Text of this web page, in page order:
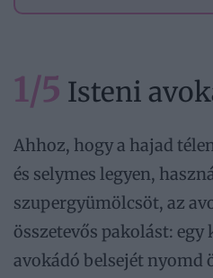
1/5 Isteni
Ahhoz, hogy a hajad
és selymes legyen,
szupergyümölcsöt, az
összetevős pakolást: egy
avokádó belsejét nyomd